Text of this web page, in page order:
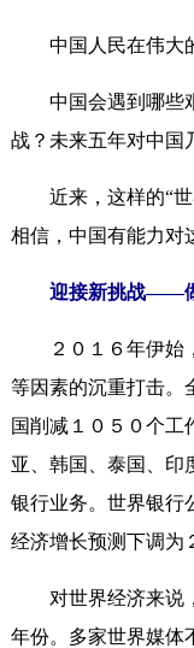
中国人民在伟大的
中国会遇到哪些艰
战？未来五年对中国
近来，这样的“世
相信，中国有能力对
迎接新挑战——做
２０１６年伊始，
等因素的沉重打击。
国削减１０５０个工
亚、韩国、泰国、印
银行业务。世界银行
经济增长预测下调为
对世界经济来说，
年份。多家世界媒体